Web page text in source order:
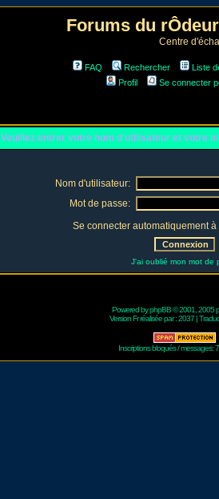
Forums du
Centre
FAQ Rechercher Liste
Profil
Se connecter
Veuillez entrer votre nom d'utilisateur et votre
Nom d'utilisateur:
Mot de passe:
Se connecter automatiquement
J'ai oublié mon mot de
Powered byphpBB© 2001, 2005
Version Fr réalisée par :2037 |
Inscriptions bloqués / messages: